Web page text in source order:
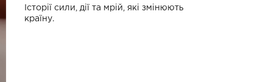
Історії сили, дії та мрій, які змінюють
країну.